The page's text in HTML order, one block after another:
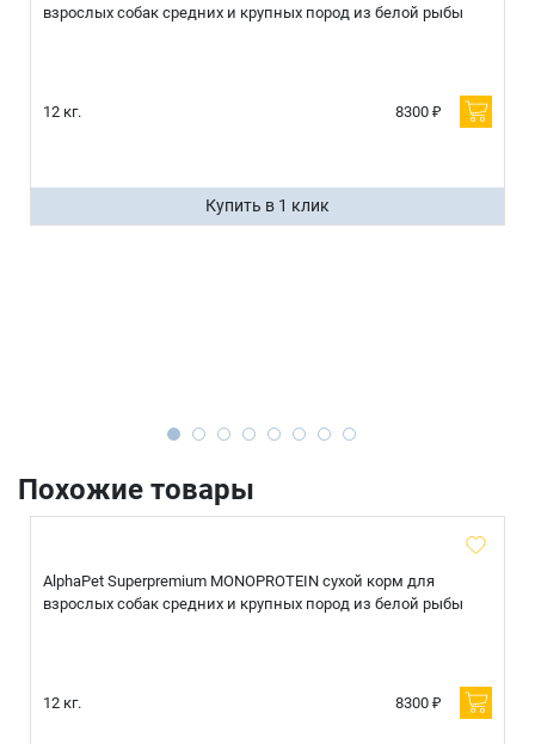
взрослых собак средних и крупных пород из белой рыбы
12 кг. 8300 ₽
Купить в 1 клик
Похожие товары
AlphaPet Superpremium MONOPROTEIN сухой корм для
взрослых собак средних и крупных пород из белой рыбы
12 кг. 8300 ₽